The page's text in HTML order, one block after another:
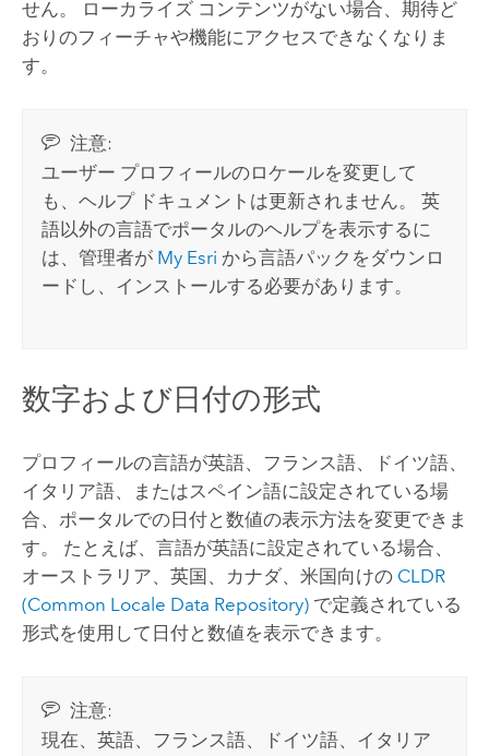
せん。 ローカライズ コンテンツがない場合、期待ど
おりのフィーチャや機能にアクセスできなくなりま
す。
注意:
ユーザー プロフィールのロケールを変更して
も、ヘルプ ドキュメントは更新されません。 英
語以外の言語でポータルのヘルプを表示するに
は、管理者が My Esri から言語パックをダウンロ
ードし、インストールする必要があります。
数字および日付の形式
プロフィールの言語が英語、フランス語、ドイツ語、
イタリア語、またはスペイン語に設定されている場
合、ポータルでの日付と数値の表示方法を変更できま
す。 たとえば、言語が英語に設定されている場合、
オーストラリア、英国、カナダ、米国向けの CLDR
(Common Locale Data Repository)で定義されている
形式を使用して日付と数値を表示できます。
注意:
現在、英語、フランス語、ドイツ語、イタリア